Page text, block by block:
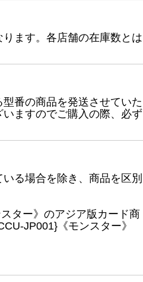
ます。各店舗の在庫数とは
番の商品を発送させていた
ますのでご購入の際、必ず
る場合を除き、商品を区別
ター》のアジア版カード商
JP001}《モンスター》